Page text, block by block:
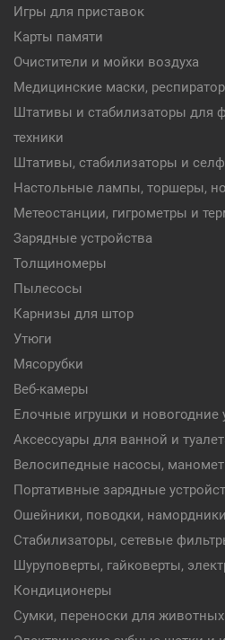
Игры для приставок
Карты памяти
Очистители и мойки воздуха
Медицинские маски,
Штативы и стабилизаторы для
техники
Штативы, стабилизаторы и
Настольные лампы, торшеры,
Метеостанции, гигрометры и
Зарядные устройства
Толщиномеры
Пылесосы
Карнизы для штор
Утюги
Мясорубки
Веб-камеры
Елочные игрушки и новогодние
Аксессуары для ванной и
Велосипедные насосы,
Портативные зарядные
Ошейники, поводки,
Стабилизаторы, сетевые
Шуруповерты, гайковерты,
Кондиционеры
Сумки, переноски для животных